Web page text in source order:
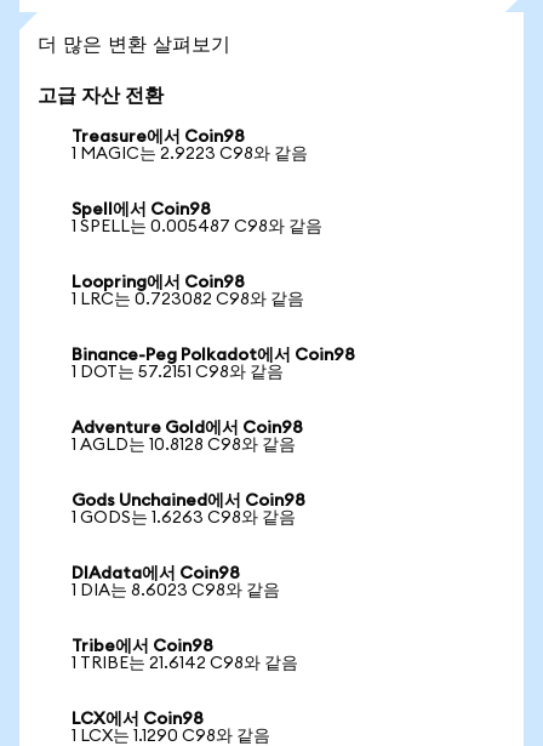
더 많은 변환 살펴보기
고급 자산 전환
Treasure에서 Coin98
1 MAGIC는 2.9223 C98와 같음
Spell에서 Coin98
1 SPELL는 0.005487 C98와 같음
Loopring에서 Coin98
1 LRC는 0.723082 C98와 같음
Binance-Peg Polkadot에서 Coin98
1 DOT는 57.2151 C98와 같음
Adventure Gold에서 Coin98
1 AGLD는 10.8128 C98와 같음
Gods Unchained에서 Coin98
1 GODS는 1.6263 C98와 같음
DIAdata에서 Coin98
1 DIA는 8.6023 C98와 같음
Tribe에서 Coin98
1 TRIBE는 21.6142 C98와 같음
LCX에서 Coin98
1 LCX는 1.1290 C98와 같음